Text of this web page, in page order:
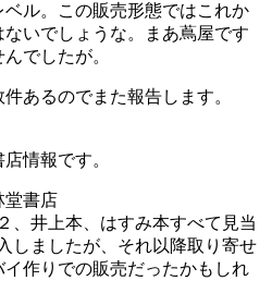
ル。この販売形態ではこれか
いでしょうな。まあ蔦屋です
でしたが。
あるのでまた報告します。
情報です。
書店
井上本、はすみ本すべて見当
しましたが、それ以降取り寄せ
作りでの販売だったかもしれ